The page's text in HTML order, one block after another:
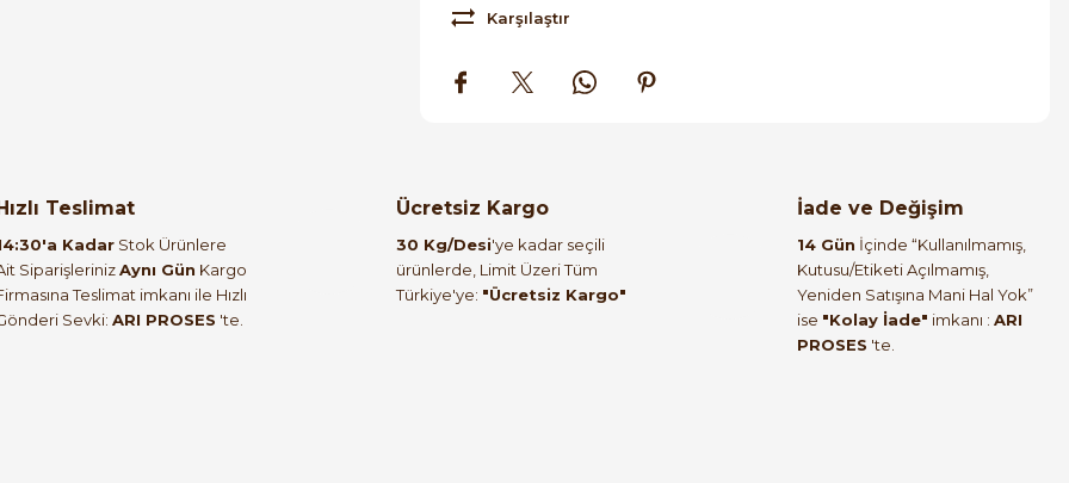
Karşılaştır
Hızlı Teslimat
Kadar Stok Ürünlere
SiparişlerinizAynı Gün Kargo
Teslimat imkanı ile Hızlı
Sevki: ARI PROSES 'te.
Ücretsiz Kargo
30 Kg/Desi'ye kadar seçili
ürünlerde, Limit Üzeri Tüm
Türkiye'ye: "Ücretsiz Kargo"
İade ve Değişim
14 Gün İçinde “Kullanılmamış,
Kutusu/Etiketi Açılmamış,
Yeniden Satışına Mani Hal Yok”
ise "Kolay İade" imkanı : ARI
PROSES 'te.